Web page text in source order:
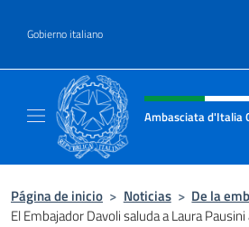
Gobierno italiano
Encabezado del
Ambasciata d'Italia
Página de inicio > Noticias > De la
El Embajador Davoli saluda a Laura